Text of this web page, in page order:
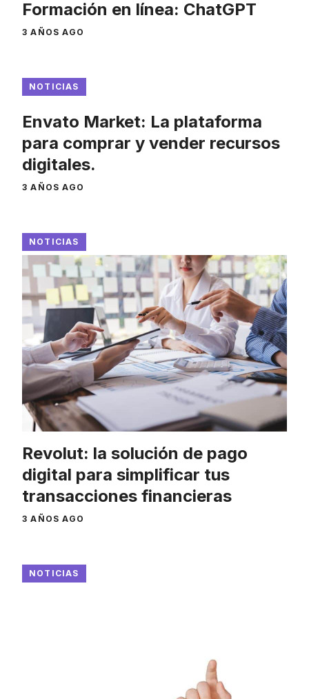
Formación en línea: ChatGPT
3 AÑOS AGO
NOTICIAS
Envato Market: La plataforma
para comprar y vender recursos
digitales.
3 AÑOS AGO
NOTICIAS
Revolut: la solución de pago
digital para simplificar tus
transacciones financieras
3 AÑOS AGO
NOTICIAS